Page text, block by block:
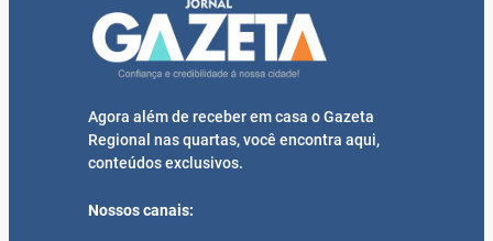
Agora além de receber em casa o Gazeta
Regional nas quartas, você encontra aqui,
conteúdos exclusivos.
Nossos canais: